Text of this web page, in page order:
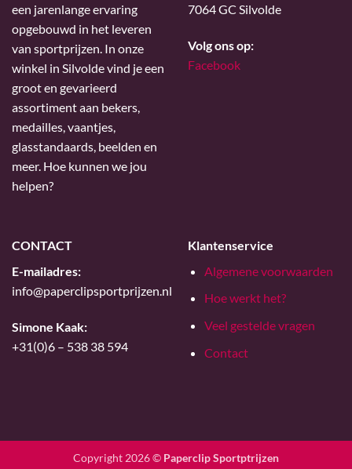
een jarenlange ervaring
opgebouwd in het leveren
van sportprijzen. In onze
winkel in Silvolde vind je een
groot en gevarieerd
assortiment aan bekers,
medailles, vaantjes,
glasstandaards, beelden en
meer. Hoe kunnen we jou
helpen?
7064 GC Silvolde
Volg ons op:
Facebook
CONTACT
E-mailadres:
info@paperclipsportprijzen.nl
Simone Kaak:
+31(0)6 – 538 38 594
Klantenservice
Algemene voorwaarden
Hoe werkt het?
Veel gestelde vragen
Contact
Copyright 2026 © Paperclip Sportptrijzen